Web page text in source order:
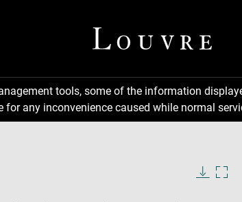
tools, some of the information
any inconvenience caused while normal